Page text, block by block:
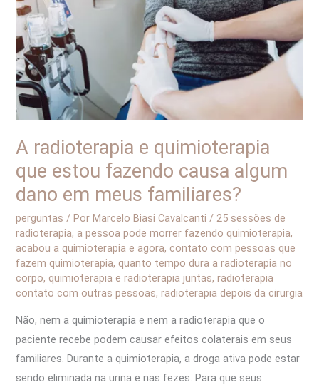
A radioterapia e quimioterapia
que estou fazendo causa algum
dano em meus familiares?
perguntas / PorMarcelo Biasi Cavalcanti / 25 sessões de
radioterapia, a pessoa pode morrer fazendo quimioterapia,
acabou a quimioterapia e agora, contato com pessoas que
fazem quimioterapia, quanto tempo dura a radioterapia no
corpo, quimioterapia e radioterapia juntas,radioterapia
contato com outras pessoas,radioterapia depois da cirurgia
Não, nem a quimioterapia e nem a radioterapia que o
paciente recebe podem causar efeitos colaterais em seus
familiares. Durante a quimioterapia, a droga ativa pode estar
sendo eliminada na urina e nas fezes. Para que seus
que
estou
fazendo
causa
algum
dano
meus
familiares?